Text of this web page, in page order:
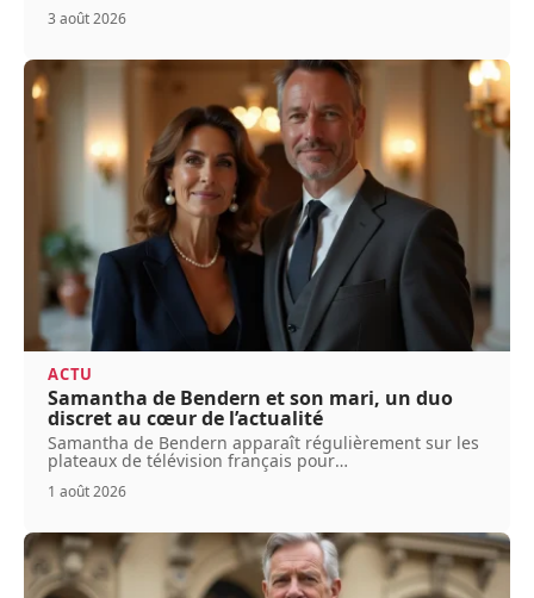
3 août 2026
ACTU
Samantha de Bendern et son mari, un duo
discret au cœur de l’actualité
Samantha de Bendern apparaît régulièrement sur les
plateaux de télévision français pour…
1 août 2026